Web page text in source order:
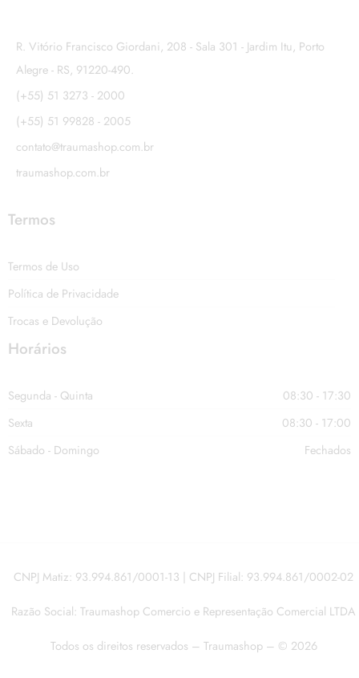
R. Vitório Francisco Giordani, 208 - Sala 301 - Jardim Itu, Porto
Alegre - RS, 91220-490.
(+55) 51 3273 - 2000
(+55) 51 99828 - 2005
contato@traumashop.com.br
traumashop.com.br
Termos
Termos de Uso
Política de Privacidade
Trocas e Devolução
Horários
Segunda - Quinta
08:30 - 17:30
Sexta
08:30 - 17:00
Sábado - Domingo
Fechados
CNPJ Matiz: 93.994.861/0001-13 | CNPJ Filial: 93.994.861/0002-02
Razão Social: Traumashop Comercio e Representação Comercial LTDA
Todos os direitos reservados – Traumashop – © 2026